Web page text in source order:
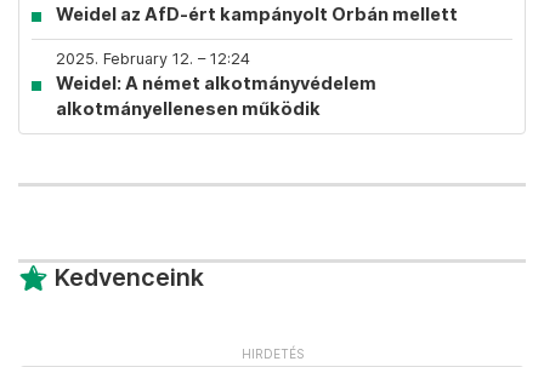
Weidel az AfD-ért kampányolt Orbán mellett
2025. February 12. – 12:24
Weidel: A német alkotmányvédelem
alkotmányellenesen működik
Kedvenceink